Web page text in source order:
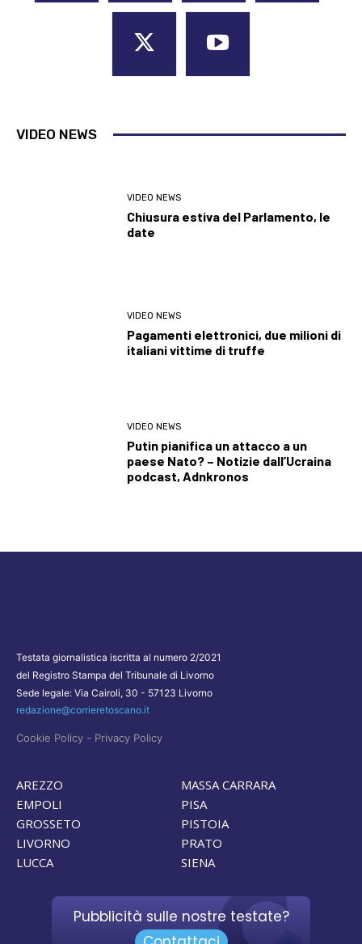
VIDEO NEWS
VIDEO NEWS
Chiusura estiva del Parlamento, le
date
VIDEO NEWS
Pagamenti elettronici, due milioni di
italiani vittime di truffe
VIDEO NEWS
Putin pianifica un attacco a un
paese Nato? – Notizie dall’Ucraina
podcast, Adnkronos
Testata giornalistica iscritta al numero 2/2021
del Registro Stampa del Tribunale di Livorno
Sede legale: Via Cairoli, 30 - 57123 Livorno
redazione@corrieretoscano.it
Cookie Policy - Privacy Policy
AREZZO
EMPOLI
GROSSETO
LIVORNO
LUCCA
MASSA CARRARA
PISA
PISTOIA
PRATO
SIENA
Pubblicità sulle nostre testate?